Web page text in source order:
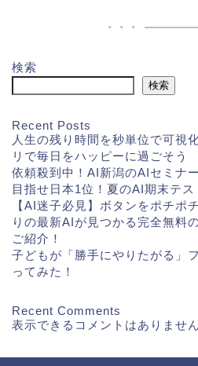
検索
検索
Recent Posts
人生の残り時間を秒単位で可視
リで毎日をハッピーに過ごそう
依頼殺到中！AI新潟のAIセミナ
目指せ日本1位！夏のAI期末テス
【AI迷子必見】ボタンをポチポ
りの最新AIが見つかる完全無料
ご紹介！
子どもが「勝手にやりたがる」
ってみた！
Recent Comments
表示できるコメントはありません